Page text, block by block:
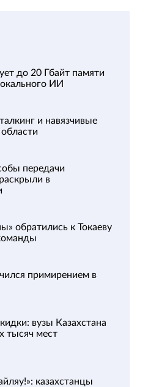
до 20 Гбайт памяти
ИИ
и навязчивые
передачи
в
обратились к Токаеву
примирением в
вузы Казахстана
тысяч мест
казахстанцы